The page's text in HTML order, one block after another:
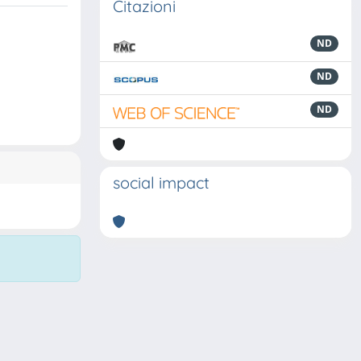
Citazioni
ND
ND
ND
social impact